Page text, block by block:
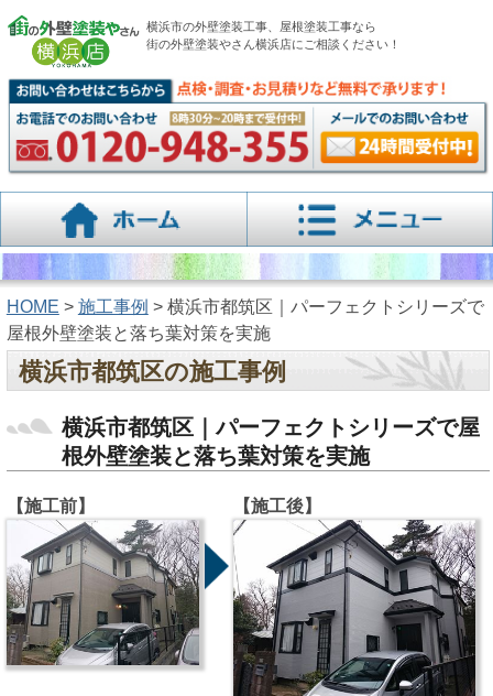
横浜市の外壁塗装工事、屋根塗装工事なら
街の外壁塗装やさん横浜店にご相談ください！
HOME > 施工事例 > 横浜市都筑区｜パーフェクトシリーズで
屋根外壁塗装と落ち葉対策を実施
横浜市都筑区の施工事例
横浜市都筑区｜パーフェクトシリーズで屋
根外壁塗装と落ち葉対策を実施
【施工前】 【施工後】